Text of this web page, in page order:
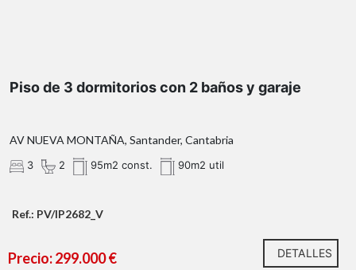
Piso de 3 dormitorios con 2 baños y garaje
AV NUEVA MONTAÑA, Santander, Cantabria
3 2 95m2 const. 90m2 util
Ref.: PV/IP2682_V
Precio: 299.000 € DETALLES